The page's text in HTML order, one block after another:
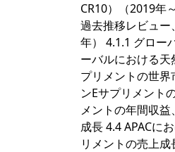
CR10）（2019年
過去推移レビュ
年） 4.1.1 グロー
ーバルにおける
プリメントの世
ンEサプリメント
メントの年間収
成長 4.4 APACに
リメントの売上